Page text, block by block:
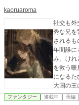
kaoruaroma
社交も外
秀な兄を
されるも
年間誰にも
み。けれど
を救う暖
になるたび
大国の王
そんな物
ファンタジー 連載中 長編